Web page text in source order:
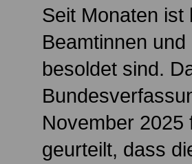
Seit Monaten
Beamtinnen
besoldet sind.
November 2025
geurteilt, dass